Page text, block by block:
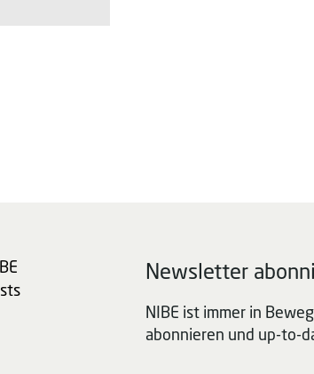
Newsletter
NIBE ist immer in
abonnieren und up-to-